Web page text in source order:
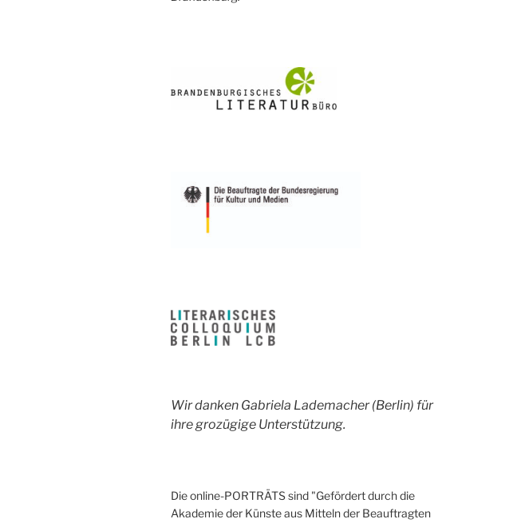
Wir danken Gabriela Lademacher (Berlin) für
ihre grozügige Unterstützung.
Die online-PORTRÄTS sind "Gefördert durch die
Akademie der Künste aus Mitteln der Beauftragten